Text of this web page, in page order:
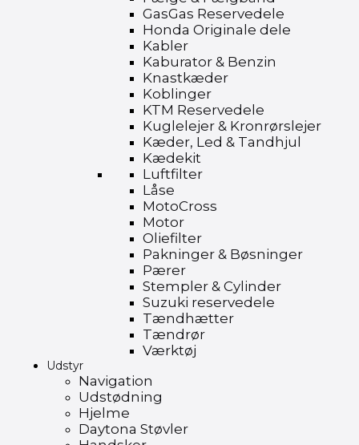
GasGas Reservedele
Honda Originale dele
Kabler
Kaburator & Benzin
Knastkæder
Koblinger
KTM Reservedele
Kuglelejer & Kronrørslejer
Kæder, Led & Tandhjul
Kædekit
Luftfilter
Låse
MotoCross
Motor
Oliefilter
Pakninger & Bøsninger
Pærer
Stempler & Cylinder
Suzuki reservedele
Tændhætter
Tændrør
Værktøj
Udstyr
Navigation
Udstødning
Hjelme
Daytona Støvler